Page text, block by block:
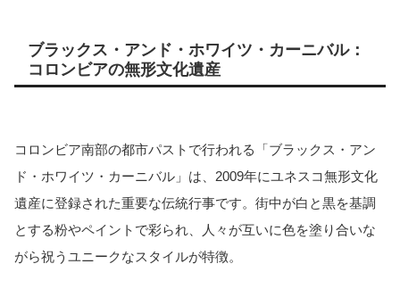
ブラックス・アンド・ホワイツ・カーニバル：
コロンビアの無形文化遺産
コロンビア南部の都市パストで行われる「ブラックス・アン
ド・ホワイツ・カーニバル」は、2009年にユネスコ無形文化
遺産に登録された重要な伝統行事です。街中が白と黒を基調
とする粉やペイントで彩られ、人々が互いに色を塗り合いな
がら祝うユニークなスタイルが特徴。